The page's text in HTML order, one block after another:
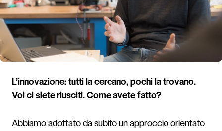
L’innovazione: tutti la cercano, pochi la trovano.
Voi ci siete riusciti. Come avete fatto?
Abbiamo adottato da subito un approccio orientato